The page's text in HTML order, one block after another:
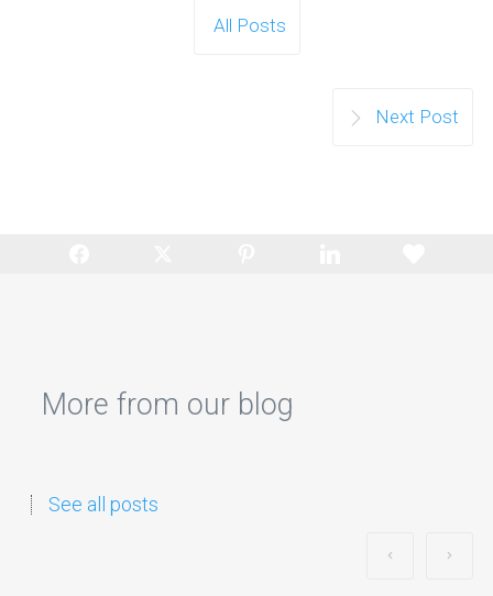
All Posts
Next Post
More from our blog
See all posts